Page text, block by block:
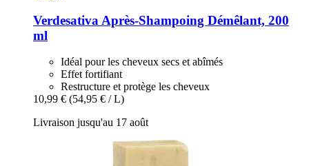
Verdesativa Après-​Shampoing Démêlant, 200
ml
Idéal pour les cheveux secs et abîmés
Effet fortifiant
Restructure et protège les cheveux
10,99 € (54,95 € / L)
Livraison jusqu'au 17 août